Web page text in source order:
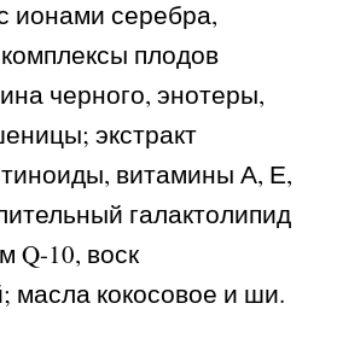
ионами серебра,
плодов
черного, энотеры,
экстракт
витамины А, Е,
галактолипид
Q-10, воск
масла кокосовое и ши.